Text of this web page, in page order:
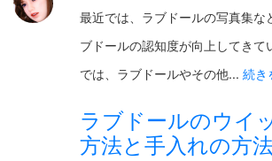
最近では、ラブドールの写真集な
ブドールの認知度が向上してきて
では、ラブドールやその他... 続き
ラブドールのウイ
方法と手入れの方